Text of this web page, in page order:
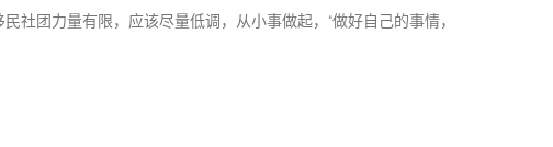
团力量有限，应该尽量低调，从小事做起，“做好自己的事情，